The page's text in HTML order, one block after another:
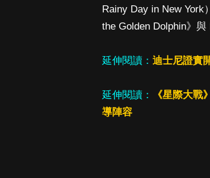
Rainy Day in New York
the Golden Dolphin》
延伸閱讀： 迪士尼證實
延伸閱讀：
《星際大
導陣容